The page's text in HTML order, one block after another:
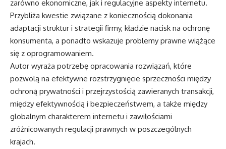
zarówno ekonomiczne, jak i regulacyjne aspekty internetu.
Przybliża kwestie związane z koniecznością dokonania
adaptacji struktur i strategii firmy, kładzie nacisk na ochronę
konsumenta, a ponadto wskazuje problemy prawne wiążące
się z oprogramowaniem.
Autor wyraża potrzebę opracowania rozwiązań, które
pozwolą na efektywne rozstrzygnięcie sprzeczności między
ochroną prywatności i przejrzystością zawieranych transakcji,
między efektywnością i bezpieczeństwem, a także między
globalnym charakterem internetu i zawiłościami
zróżnicowanych regulacji prawnych w poszczególnych
krajach.